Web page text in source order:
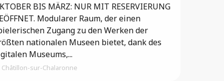
BIS MÄRZ: NUR MIT RESERVIERUNG
Modularer Raum, der einen
Zugang zu den Werken der
nationalen Museen bietet, dank des
Museums,...
Châtillon-sur-Chalaronne